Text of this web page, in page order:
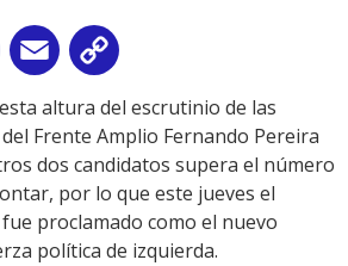
WhatsApp
Email
Link
altura del escrutinio de las
Frente Amplio Fernando Pereira
dos candidatos supera el número
por lo que este jueves el
proclamado como el nuevo
política de izquierda.